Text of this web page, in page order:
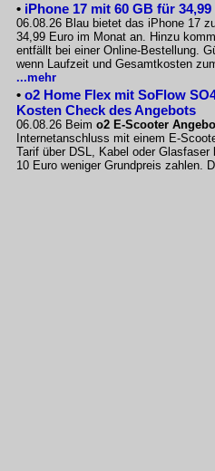
• iPhone 17 mit 60 GB für
06.08.26 Blau bietet das iPhone 17
34,99 Euro im Monat an. Hinzu
entfällt bei einer Online-Bestellung.
wenn Laufzeit und Gesamtkosten
...mehr
• o2 Home Flex mit SoFlow
Kosten Check des Angebots
06.08.26 Beim o2 E-Scooter
Internetanschluss mit einem E-
Tarif über DSL, Kabel oder
10 Euro weniger Grundpreis zahlen.